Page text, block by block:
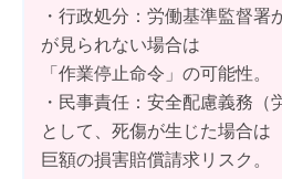
・行政処分：労働基準監督
が見られない場合は
「作業停止命令」の可能性。
・民事責任：安全配慮義務（
として、死傷が生じた場合は
巨額の損害賠償請求リスク。